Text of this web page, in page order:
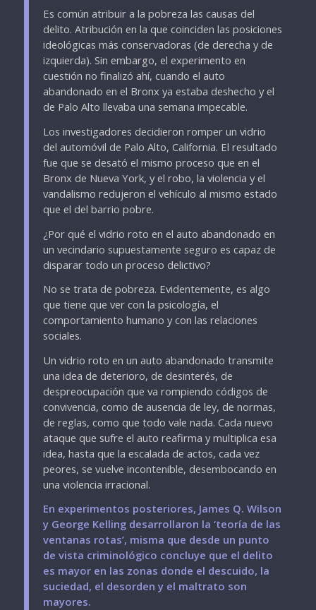
Es común atribuir a la pobreza las causas del
delito. Atribución en la que coinciden las posiciones
ideológicas más conservadoras (de derecha y de
izquierda). Sin embargo, el experimento en
cuestión no finalizó ahí, cuando el auto
abandonado en el Bronx ya estaba deshecho y el
de Palo Alto llevaba una semana impecable.
Los investigadores decidieron romper un vidrio
del automóvil de Palo Alto, California. El resultado
fue que se desató el mismo proceso que en el
Bronx de Nueva York, y el robo, la violencia y el
vandalismo redujeron el vehículo al mismo estado
que el del barrio pobre.
¿Por qué el vidrio roto en el auto abandonado en
un vecindario supuestamente seguro es capaz de
disparar todo un proceso delictivo?
No se trata de pobreza. Evidentemente, es algo
que tiene que ver con la psicología, el
comportamiento humano y con las relaciones
sociales.
Un vidrio roto en un auto abandonado transmite
una idea de deterioro, de desinterés, de
despreocupación que va rompiendo códigos de
convivencia, como de ausencia de ley, de normas,
de reglas, como que todo vale nada. Cada nuevo
ataque que sufre el auto reafirma y multiplica esa
idea, hasta que la escalada de actos, cada vez
peores, se vuelve incontenible, desembocando en
una violencia irracional.
En experimentos posteriores, James Q. Wilson
y George Kelling desarrollaron la ‘teoría de las
ventanas rotas’, misma que desde un punto
de vista criminológico concluye que el delito
es mayor en las zonas donde el descuido, la
suciedad, el desorden y el maltrato son
mayores.